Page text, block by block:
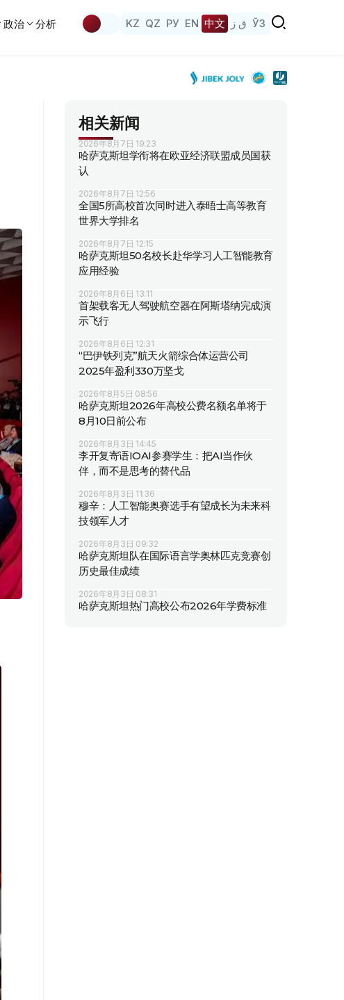
政治 分析 KZ QZ РУ EN 中文 ق ز ЎЗ
相关新闻
2026年8月7日 19:23
哈萨克斯坦学衔将在欧亚经济联盟成员国获
认
2026年8月7日 12:56
全国5所高校首次同时进入泰晤士高等教育
世界大学排名
2026年8月7日 12:15
哈萨克斯坦50名校长赴华学习人工智能教育
应用经验
2026年8月6日 13:11
首架载客无人驾驶航空器在阿斯塔纳完成演
示飞行
2026年8月6日 12:31
“巴伊铁列克”航天火箭综合体运营公司
2025年盈利330万坚戈
2026年8月5日 08:56
哈萨克斯坦2026年高校公费名额名单将于
8月10日前公布
2026年8月3日 14:45
李开复寄语IOAI参赛学生：把AI当作伙
伴，而不是思考的替代品
2026年8月3日 11:36
穆辛：人工智能奥赛选手有望成长为未来科
技领军人才
2026年8月3日 09:32
哈萨克斯坦队在国际语言学奥林匹克竞赛创
历史最佳成绩
2026年8月3日 08:31
哈萨克斯坦热门高校公布2026年学费标准